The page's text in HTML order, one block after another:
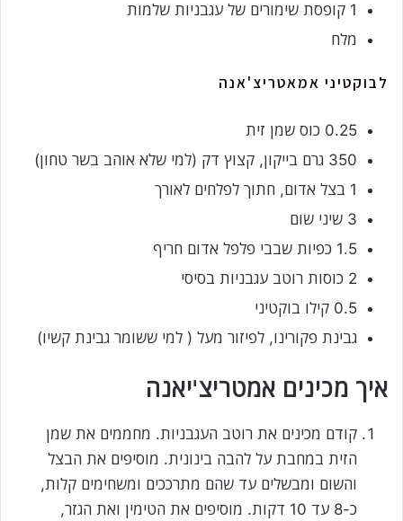
1 קופסת שימורים של עגבניות שלמות
מלח
לבוקטיני אמאטריצ'אנה
0.25 כוס שמן זית
350 גרם בייקון, קצוץ דק (למי שלא אוהב בשר טחון)
1 בצל אדום, חתוך לפלחים לאורך
3 שיני שום
1.5 כפיות שבבי פלפל אדום חריף
2 כוסות רוטב עגבניות בסיסי
0.5 קילו בוקטיני
גבינת פקורינו, לפיזור מעל ( למי ששומר גבינת קשיו)
איך מכינים אמטריצ'יאנה
קודם מכינים את רוטב העגבניות. מחממים את שמן
הזית במחבת על להבה בינונית. מוסיפים את הבצל
והשום ומבשלים עד שהם מתרככים ומשחימים קלות,
כ-8 עד 10 דקות. מוסיפים את הטימין ואת הגזר,